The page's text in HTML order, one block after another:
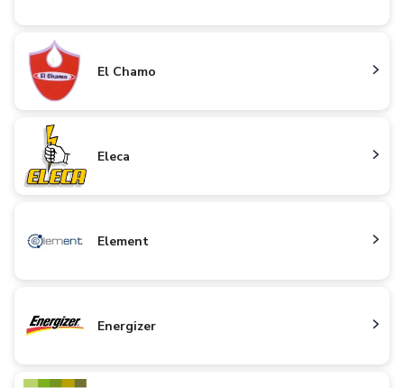
El Chamo
Eleca
Element
Energizer